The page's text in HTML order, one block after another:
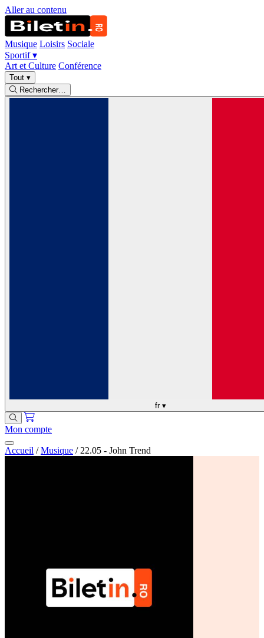
Aller au contenu
Musique Loisirs Sociale
Sportif▾
Art et Culture Conférence
Tout ▾
Rechercher…
fr ▾
Mon compte
Accueil / Musique / 22.05 - John Trend